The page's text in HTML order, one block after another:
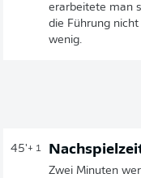
erarbeitete man
die Führung
wenig.
45'+ 1
Zwei Minuten